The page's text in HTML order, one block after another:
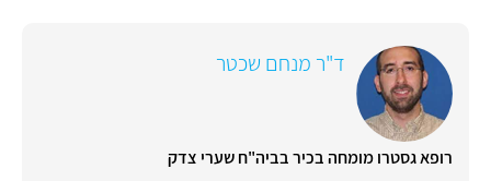
ד"ר מנחם שכטר
רופא גסטרו מומחה בכיר בביה"ח שערי צדק